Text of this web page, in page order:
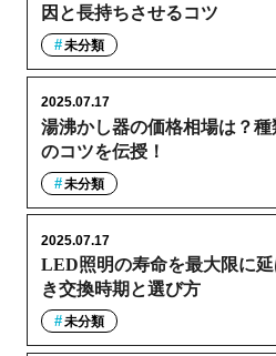
因と長持ちさせるコツ
未分類
湯沸かし器の価格相場は？
のコツを伝授！
2025.07.17
未分類
LED照明の寿命を最大限に
き交換時期と選び方
2025.07.17
未分類